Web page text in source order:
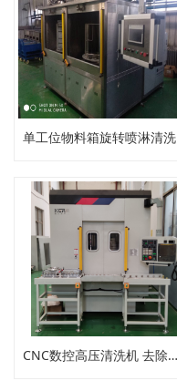
CNC数控高压清洗机 去除内孔工件毛刺